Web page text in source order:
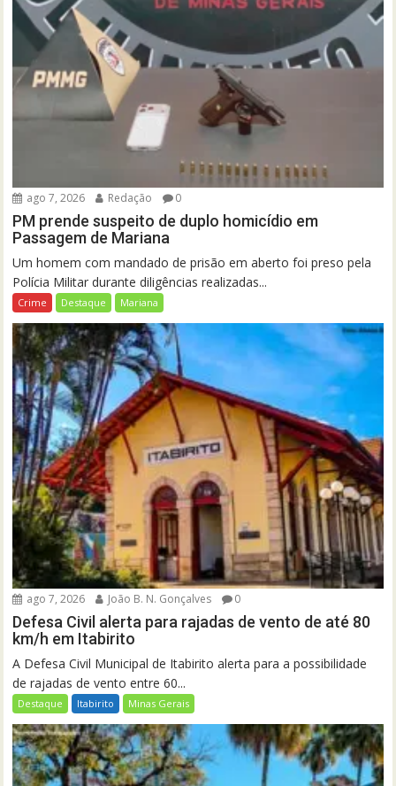
ago 7, 2026 Redação 0
PM prende suspeito de duplo homicídio em
Passagem de Mariana
Um homem com mandado de prisão em aberto foi preso pela
Polícia Militar durante diligências realizadas...
Crime Destaque Mariana
ago 7, 2026 João B. N. Gonçalves 0
Defesa Civil alerta para rajadas de vento de até 80
km/h em Itabirito
A Defesa Civil Municipal de Itabirito alerta para a possibilidade
de rajadas de vento entre 60...
Destaque Itabirito Minas Gerais